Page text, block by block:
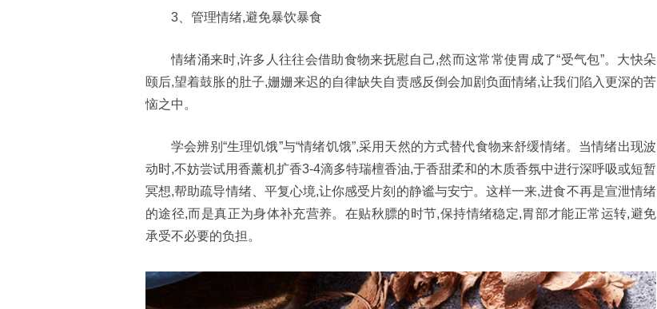
3、管理情绪,避免暴饮暴食
情绪涌来时,许多人往往会借助食物来抚慰自己,然而这常常使胃成了“受气包”。大快朵
颐后,望着鼓胀的肚子,姗姗来迟的自律缺失自责感反倒会加剧负面情绪,让我们陷入更深的苦
恼之中。
学会辨别“生理饥饿”与“情绪饥饿”,采用天然的方式替代食物来舒缓情绪。当情绪出现波
动时,不妨尝试用香薰机扩香3-4滴多特瑞檀香油,于香甜柔和的木质香氛中进行深呼吸或短暂
冥想,帮助疏导情绪、平复心境,让你感受片刻的静谧与安宁。这样一来,进食不再是宣泄情绪
的途径,而是真正为身体补充营养。在贴秋膘的时节,保持情绪稳定,胃部才能正常运转,避免
承受不必要的负担。